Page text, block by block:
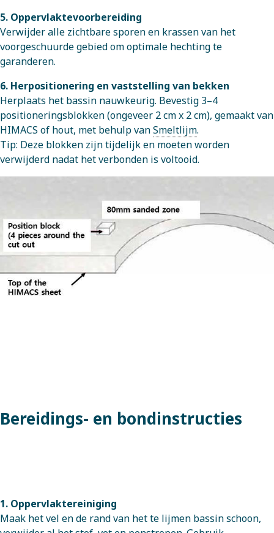
5. Oppervlaktevoorbereiding
Verwijder alle zichtbare sporen en krassen van het
voorgeschuurde gebied om optimale hechting te
garanderen.
6. Herpositionering en vaststelling van bekken
Herplaats het bassin nauwkeurig. Bevestig 3–4
positioneringsblokken (ongeveer 2 cm x 2 cm), gemaakt van
HIMACS of hout, met behulp vanSmeltlijm.
Tip: Deze blokken zijn tijdelijk en moeten worden
verwijderd nadat het verbonden is voltooid.
Bereidings- en bondinstructies
1. Oppervlaktereiniging
Maak het vel en de rand van het te lijmen bassin schoon,